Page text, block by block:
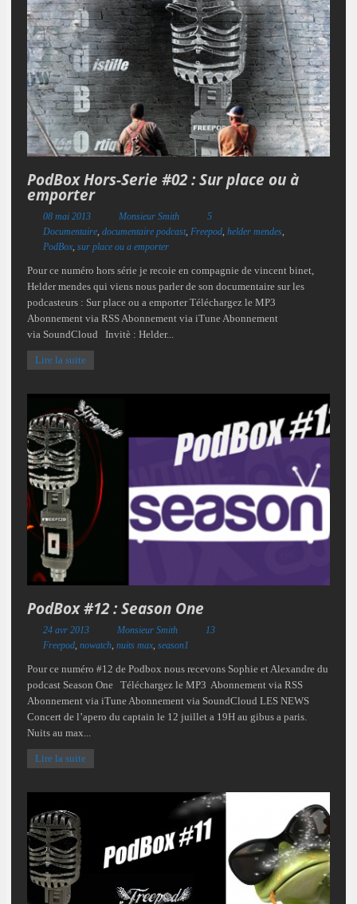
PodBox Hors-Serie #02 : Sur place ou à
emporter
08 mai 2013 Monsieur Smith
5
Documentaire, documentaire podcast, Freepod, helder mendes,
PodBox, sur place ou a emporter
Pour ce numéro hors série je recoie en compagnie de vincent binet,
Helder mendes qui viens nous parler de son documentaire sur les
podcasteurs : Sur place ou a emporter Téléchargez le MP3
Abonnement via RSS Abonnement via iTune Abonnement
via SoundCloud Invitè : Helder...
Lire la suite
PodBox #12 : Season One
24 avr 2013 Monsieur Smith
13
Freepod, nowatch, nuits max, season1
Pour ce numéro #12 de Podbox nous recevons Sophie et Alexandre du
podcast Season One Téléchargez le MP3 Abonnement via RSS
Abonnement via iTune Abonnement via SoundCloud LES NEWS
Concert de l’apero du captain le 12 juillet a 19H au gibus a paris.
Nuits au max...
Lire la suite